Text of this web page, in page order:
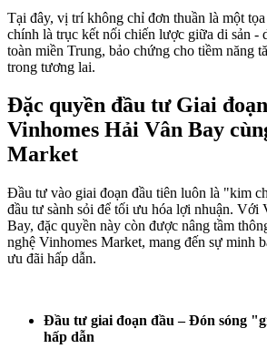
Tại đây, vị trí không chỉ đơn thuần là một
chính là trục kết nối chiến lược giữa di sản -
toàn miền Trung, bảo chứng cho tiềm năng
trong tương lai.
Đặc quyền đầu tư Giai
Vinhomes Hải Vân Bay
Market
Đầu tư vào giai đoạn đầu tiên luôn là "kim
đầu tư sành sỏi để tối ưu hóa lợi nhuận. Với
Bay, đặc quyền này còn được nâng tầm
nghệ Vinhomes Market, mang đến sự minh
ưu đãi hấp dẫn.
Đầu tư giai đoạn đầu – Đón sóng
hấp dẫn